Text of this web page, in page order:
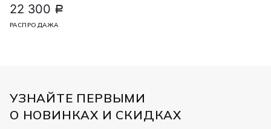
РАСПРОДАЖА
22 300 Р
УЗНАЙТЕ ПЕРВЫМИ
О НОВИНКАХ И СКИДКАХ